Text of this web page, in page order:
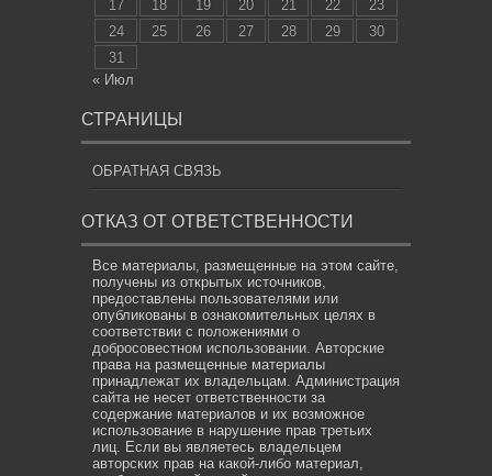
17
18 19 20 21 22
23
24
25 26 27 28 29
30
31
« Июл
СТРАНИЦЫ
ОБРАТНАЯ СВЯЗЬ
ОТКАЗ ОТ ОТВЕТСТВЕННОСТИ
Все материалы, размещенные на этом сайте,
получены из открытых источников,
предоставлены пользователями или
опубликованы в ознакомительных целях в
соответствии с положениями о
добросовестном использовании. Авторские
права на размещенные материалы
принадлежат их владельцам. Администрация
сайта не несет ответственности за
содержание материалов и их возможное
использование в нарушение прав третьих
лиц. Если вы являетесь владельцем
авторских прав на какой-либо материал,